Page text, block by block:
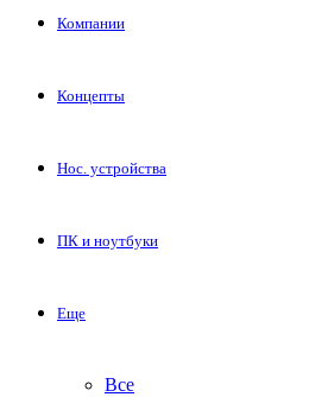
Компании
Концепты
Нос. устройства
ПК и ноутбуки
Еще
Все